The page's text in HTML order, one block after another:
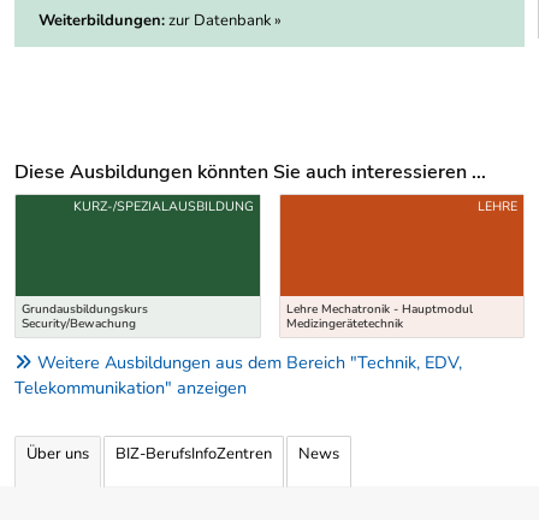
Weiterbildungen:zur Datenbank »
Diese Ausbildungen könnten Sie auch interessieren ...
Uber weitere Ausbildungsvorschläge
Grundausbildungskurs
Security/Bewachung
KURZ-/SPEZIALAUSBILDUNG
Lehre Mechatronik - Hauptmodul
Medizingerätetechnik
LEHRE
Weitere Ausbildungen aus dem Bereich "Technik, EDV,
Telekommunikation" anzeigen
Über uns BIZ-BerufsInfoZentren News